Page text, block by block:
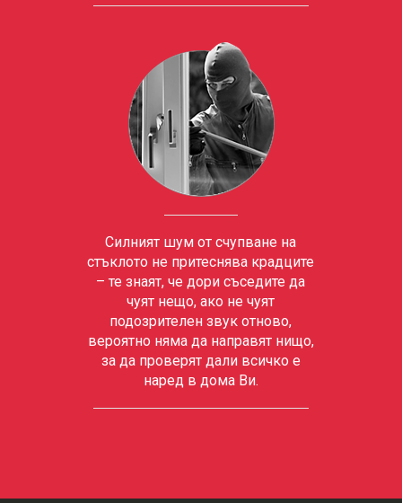
Силният шум от счупване на
стъклото не притеснява крадците
– те знаят, че дори съседите да
чуят нещо, ако не чуят
подозрителен звук отново,
вероятно няма да направят нищо,
за да проверят дали всичко е
наред в дома Ви.